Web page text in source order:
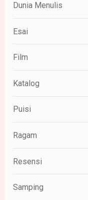
Dunia Menulis
Esai
Film
Katalog
Puisi
Ragam
Resensi
Samping